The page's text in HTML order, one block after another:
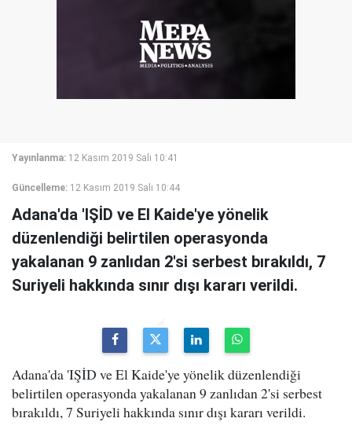
Yayınlanma: 12 Kasım 2019 Salı 10:41
Güncelleme: 12 Kasım 2019 Salı 10:44
Adana'da 'IŞİD ve El Kaide'ye yönelik
düzenlendiği belirtilen operasyonda
yakalanan 9 zanlıdan 2'si serbest bırakıldı, 7
Suriyeli hakkında sınır dışı kararı verildi.
Adana'da 'IŞİD ve El Kaide'ye yönelik düzenlendiği
belirtilen operasyonda yakalanan 9 zanlıdan 2'si serbest
bırakıldı, 7 Suriyeli hakkında sınır dışı kararı verildi.